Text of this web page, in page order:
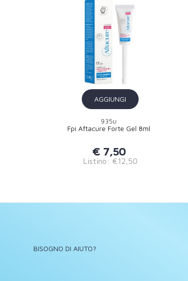
AGGIUNGI
935u
Fpi Aftacure Forte Gel 8ml
€ 7,50
Listino: €12,50
BISOGNO DI AIUTO?